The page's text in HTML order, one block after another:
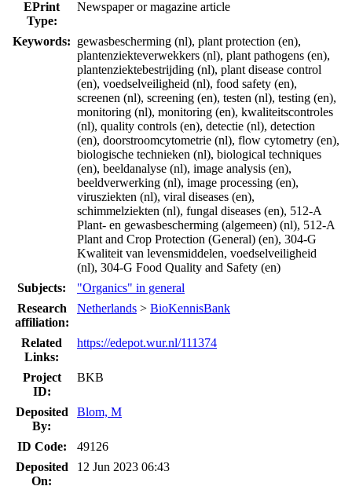
EPrint
Type:
Newspaper or magazine article
Keywords: gewasbescherming (nl), plant protection (en),
plantenziekteverwekkers (nl), plant pathogens (en),
plantenziektebestrijding (nl), plant disease control
(en), voedselveiligheid (nl), food safety (en),
screenen (nl), screening (en), testen (nl), testing (en),
monitoring (nl), monitoring (en), kwaliteitscontroles
(nl), quality controls (en), detectie (nl), detection
(en), doorstroomcytometrie (nl), flow cytometry (en),
biologische technieken (nl), biological techniques
(en), beeldanalyse (nl), image analysis (en),
beeldverwerking (nl), image processing (en),
virusziekten (nl), viral diseases (en),
schimmelziekten (nl), fungal diseases (en), 512-A
Plant- en gewasbescherming (algemeen) (nl), 512-A
Plant and Crop Protection (General) (en), 304-G
Kwaliteit van levensmiddelen, voedselveiligheid
(nl), 304-G Food Quality and Safety (en)
Subjects:
"Organics" in general
Research
affiliation:
Netherlands > BioKennisBank
Related
Links:
https://edepot.wur.nl/111374
Project
ID:
BKB
Deposited
By:
Blom, M
ID Code:
49126
Deposited
On:
12 Jun 2023 06:43